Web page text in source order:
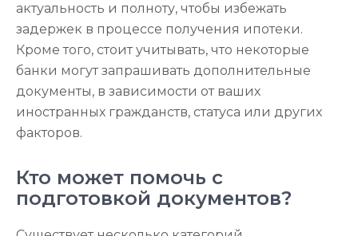
актуальность и полноту, чтобы избежать
задержек в процессе получения ипотеки.
Кроме того, стоит учитывать, что некоторые
банки могут запрашивать дополнительные
документы, в зависимости от ваших
иностранных гражданств, статуса или других
факторов.
Кто может помочь с
подготовкой документов?